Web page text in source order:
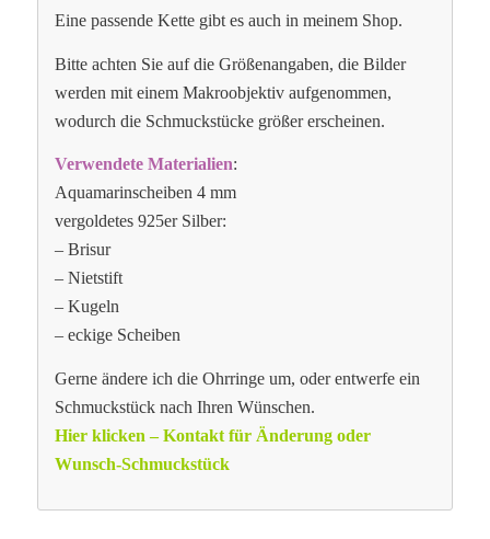
Eine passende Kette gibt es auch in meinem Shop.
Bitte achten Sie auf die Größenangaben, die Bilder
werden mit einem Makroobjektiv aufgenommen,
wodurch die Schmuckstücke größer erscheinen.
Verwendete Materialien:
Aquamarinscheiben 4 mm
vergoldetes 925er Silber:
– Brisur
– Nietstift
– Kugeln
– eckige Scheiben
Gerne ändere ich die Ohrringe um, oder entwerfe ein
Schmuckstück nach Ihren Wünschen.
Hier klicken – Kontakt für Änderung oder
Wunsch-Schmuckstück